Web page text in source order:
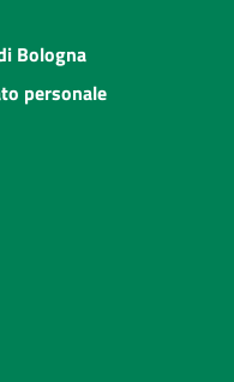
Bologna
personale